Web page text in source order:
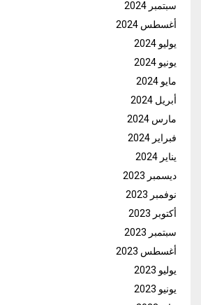
سبتمبر 2024
أغسطس 2024
يوليو 2024
يونيو 2024
مايو 2024
أبريل 2024
مارس 2024
فبراير 2024
يناير 2024
ديسمبر 2023
نوفمبر 2023
أكتوبر 2023
سبتمبر 2023
أغسطس 2023
يوليو 2023
يونيو 2023